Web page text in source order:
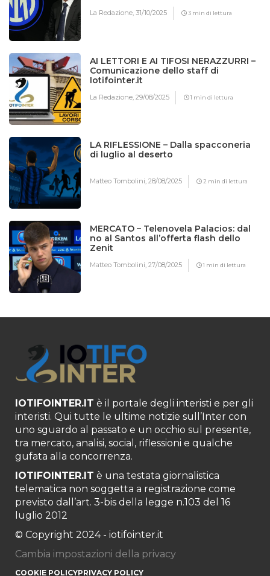
La Redazione,31/10/2025 3 min di lettura
AI LETTORI E AI TIFOSI NERAZZURRI –
Comunicazione dello staff di
Iotifointer.it
La Redazione,29/08/2025 1 min di lettura
LA RIFLESSIONE – Dalla spacconeria
di luglio al deserto
Matteo Tombolini,28/08/2025 2 min di lettura
MERCATO – Telenovela Palacios: dal
no al Santos all’offerta flash dello
Zenit
Matteo Tombolini,27/08/2025 1 min di lettura
IOTIFOINTER.IT è il portale degli interisti e per gli
interisti. Qui tutte le ultime notizie sull’Inter con
uno sguardo al passato e un occhio sul presente,
tra mercato, analisi, social, riflessioni e qualche
gufata alla concorrenza.
IOTIFOINTER.IT è una testata giornalistica
telematica non soggetta a registrazione come
previsto dall’art. 3-bis della legge n.103 del 16
luglio 2012
© Copyright 2024 - iotifointer.it
Cambia impostazioni della privacy
COOKIE POLICYPRIVACY POLICY